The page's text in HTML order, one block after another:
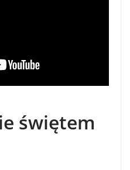
świętem